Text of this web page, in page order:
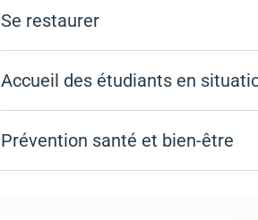
Se restaurer
Accueil des étudiants en
Prévention santé et bien-être